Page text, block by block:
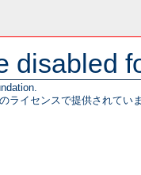
disabled
のライセンスで提供されてい